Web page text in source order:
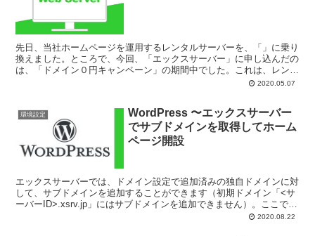
先日、当社ホームページを運用するレンタルサーバーを、「」に乗り
換えました。ところで、今回、「エックスサーバー」に申し込んだの
は、「ドメイン０円キャンペーン」の期間中でした。これは、レンタ
ルサーバーを契約している期間中、独自ドメインをひとつ、...2020.05.07
環境設定
WordPress 〜エックスサーバー
でサブドメインを取得してホーム
ページ開設
エックスサーバーでは、ドメイン設定で追加済みの独自ドメインに対
して、サブドメインを追加することができます（初期ドメイン「<サ
ーバーID>.xsrv.jp」にはサブドメインを追加できません）。ここで
2020.08.22